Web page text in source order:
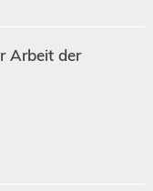
Arbeit der